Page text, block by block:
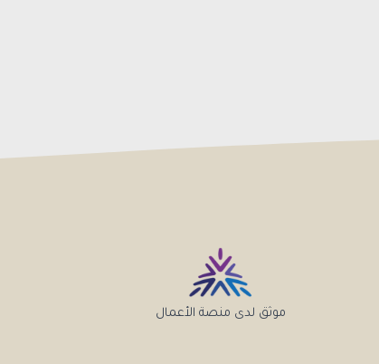
موثق لدى منصة الأعمال